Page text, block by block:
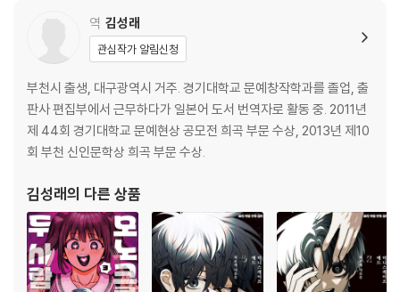
역 김성래
관심작가 알림신청
부천시 출생, 대구광역시 거주. 경기대학교 문예창작학과를 졸업, 출
판사 편집부에서 근무하다가 일본어 도서 번역자로 활동 중. 2011년
제 44회 경기대학교 문예현상 공모전 희곡 부문 수상, 2013년 제10
회 부천 신인문학상 희곡 부문 수상.
김성래의 다른 상품